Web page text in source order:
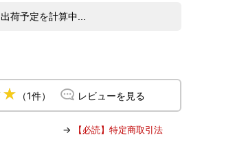
出荷予定を計算中...
（1件） レビューを見る
→ 【必読】特定商取引法